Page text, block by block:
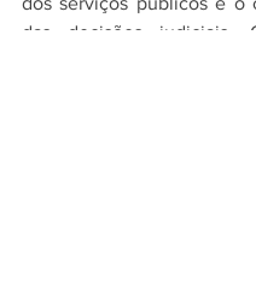
das decisões judiciais.